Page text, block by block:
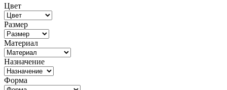
Цвет
Размер
Материал
Назначение
Форма